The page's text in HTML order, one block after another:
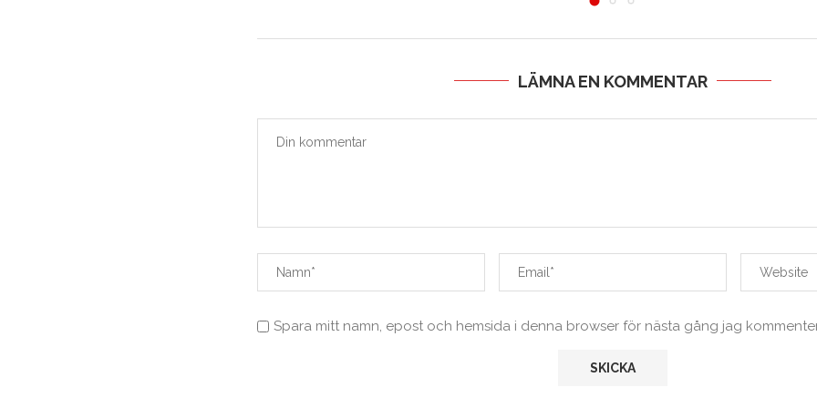
LÄMNA EN KOMMENTAR
Spara mitt namn, epost och hemsida i denna browser för nästa gång jag